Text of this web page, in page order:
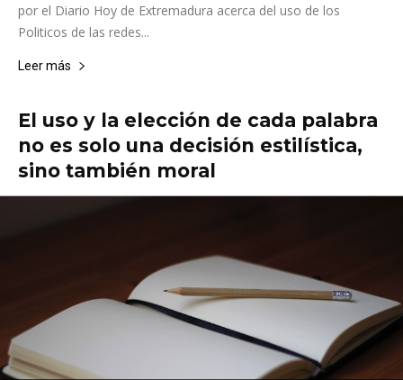
por el Diario Hoy de Extremadura acerca del uso de los
Politicos de las redes...
Leer más
El uso y la elección de cada palabra
no es solo una decisión estilística,
sino también moral